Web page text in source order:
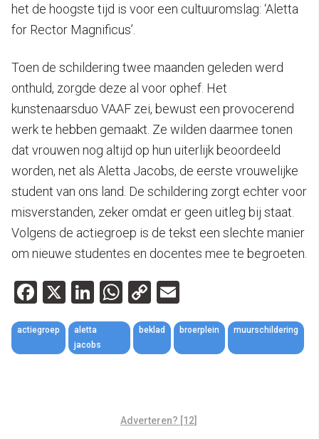
het de hoogste tijd is voor een cultuuromslag: ‘Aletta
for Rector Magnificus’.
Toen de schildering twee maanden geleden werd
onthuld, zorgde deze al voor ophef. Het
kunstenaarsduo VAAF zei, bewust een provocerend
werk te hebben gemaakt. Ze wilden daarmee tonen
dat vrouwen nog altijd op hun uiterlijk beoordeeld
worden, net als Aletta Jacobs, de eerste vrouwelijke
student van ons land. De schildering zorgt echter voor
misverstanden, zeker omdat er geen uitleg bij staat.
Volgens de actiegroep is de tekst een slechte manier
om nieuwe studentes en docentes mee te begroeten.
Facebook
X LinkedIn
WhatsApp
Copy
Link
actiegroep
aletta
jacobs
beklad broerplein muurschildering
Adverteren? [12]